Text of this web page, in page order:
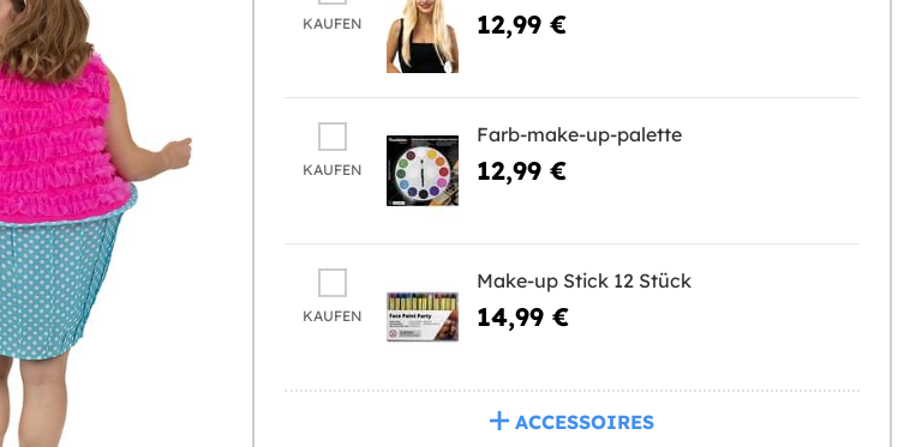
KAUFEN 12,99 €
KAUFEN
Farb-make-up-palette
12,99 €
KAUFEN
Make-up Stick 12 Stück
14,99 €
ACCESSOIRES